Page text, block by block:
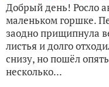
Добрый день! Росло
маленьком горшке.
заодно прищипнула
листья и долго
снизу, но пошёл
несколько...